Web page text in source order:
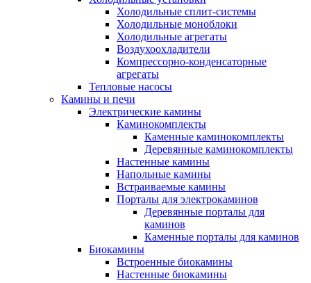
Холодильные сплит-системы
Холодильные моноблоки
Холодильные агрегаты
Воздухоохладители
Компрессорно-конденсаторные
агрегаты
Тепловые насосы
Камины и печи
Электрические камины
Каминокомплекты
Каменные каминокомплекты
Деревянные каминокомплекты
Настенные камины
Напольные камины
Встраиваемые камины
Порталы для электрокаминов
Деревянные порталы для
каминов
Каменные порталы для каминов
Биокамины
Встроенные биокамины
Настенные биокамины